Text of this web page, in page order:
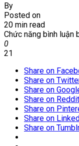
By
Posted on
20 min read
Chức năng bình luận
0
21
Share on
Share on
Share on
Share on Reddit
Share on
Share on
Share on